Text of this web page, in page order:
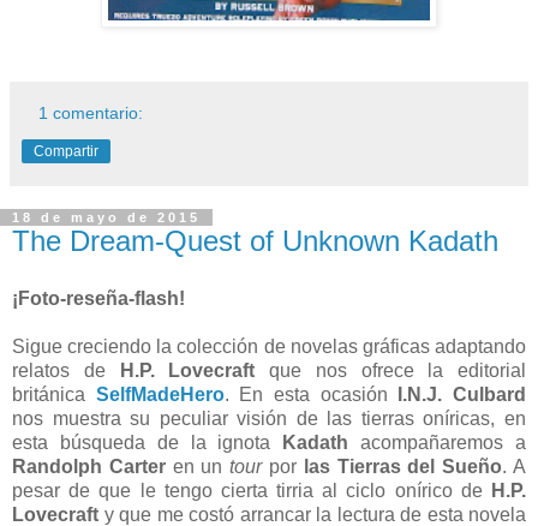
1 comentario:
Compartir
18 de mayo de 2015
The Dream-Quest of Unknown Kadath
¡Foto-reseña-flash!
Sigue creciendo la colección de novelas gráficas adaptando
relatos de
H.P. Lovecraft que nos ofrece la editorial
británica SelfMadeHero. En esta ocasión
I.N.J. Culbard
nos muestra su peculiar visión de las tierras oníricas, en
esta búsqueda de la ignota
Kadath acompañaremos a
Randolph Carteren untourpor las Tierras del Sueño. A
pesar de que le tengo cierta tirria al ciclo onírico de H.P.
Lovecraft y que me costó arrancar la lectura de esta novela